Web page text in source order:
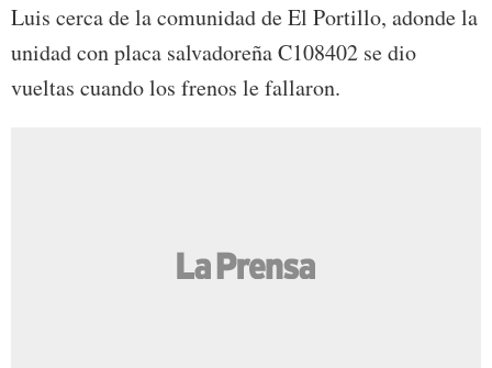
Luis cerca de la comunidad de El Portillo, adonde la
unidad con placa salvadoreña C108402 se dio
vueltas cuando los frenos le fallaron.